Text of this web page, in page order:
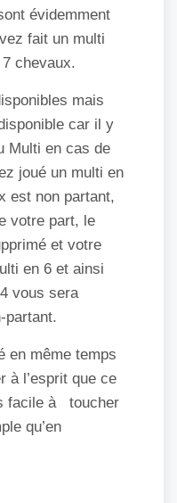
évidemment
fait un multi
chevaux.
mais
car il y
Multi en cas de
joué un multi en
est non partant,
votre part, le
et votre
en 6 et ainsi
vous sera
partant.
en même temps
à l’esprit que ce
facile à toucher
qu’en